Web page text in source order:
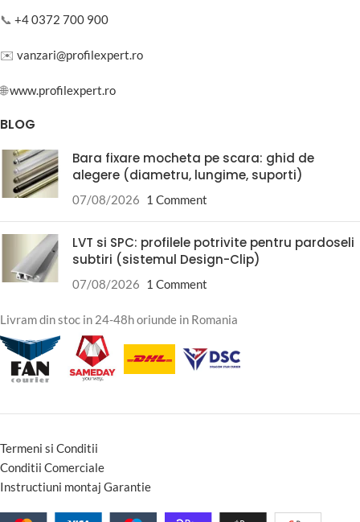
📞 +4 0372 700 900
✉️ vanzari@profilexpert.ro
🌐www.profilexpert.ro
BLOG
Bara fixare mocheta pe scara: ghid de
alegere (diametru, lungime, suporti)
07/08/2026 1 Comment
LVT si SPC: profilele potrivite pentru pardoseli
subtiri (sistemul Design-Clip)
07/08/2026 1 Comment
Livram din stoc in 24-48h oriunde in Romania
Termeni si Conditii
Conditii Comerciale
Instructiuni montaj Garantie